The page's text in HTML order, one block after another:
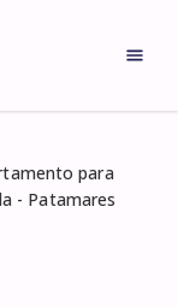
para
- Patamares